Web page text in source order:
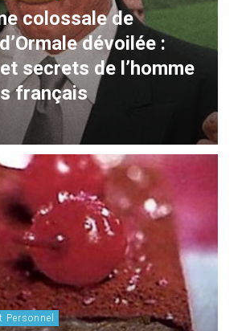
colossale de
dévoilée :
secrets de l’homme
français
Personnel